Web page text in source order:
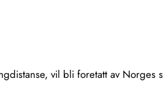
vil bli foretatt av Norges